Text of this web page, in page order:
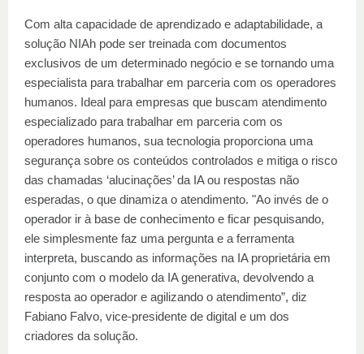
Com alta capacidade de aprendizado e adaptabilidade, a
solução NIAh pode ser treinada com documentos
exclusivos de um determinado negócio e se tornando uma
especialista para trabalhar em parceria com os operadores
humanos. Ideal para empresas que buscam atendimento
especializado para trabalhar em parceria com os
operadores humanos, sua tecnologia proporciona uma
segurança sobre os conteúdos controlados e mitiga o risco
das chamadas ‘alucinações’ da IA ou respostas não
esperadas, o que dinamiza o atendimento. "Ao invés de o
operador ir à base de conhecimento e ficar pesquisando,
ele simplesmente faz uma pergunta e a ferramenta
interpreta, buscando as informações na IA proprietária em
conjunto com o modelo da IA generativa, devolvendo a
resposta ao operador e agilizando o atendimento”, diz
Fabiano Falvo, vice-presidente de digital e um dos
criadores da solução.